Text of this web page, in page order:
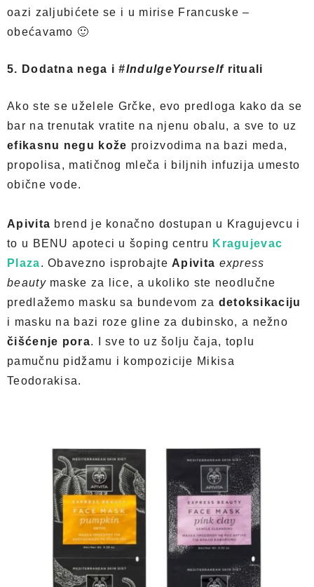
oazi zaljubićete se i u mirise Francuske –
obećavamo 🙂
5. Dodatna nega i#IndulgeYourselfrituali
Ako ste se uželele Grčke, evo predloga kako da se
bar na trenutak vratite na njenu obalu, a sve to uz
efikasnu negu kože proizvodima na bazi meda,
propolisa, matičnog mleča i biljnih infuzija umesto
obične vode.
Apivita brend je konačno dostupan u Kragujevcu i
to u BENU apoteci u šoping centru Kragujevac
Plaza. Obavezno isprobajteApivita express
beauty maske za lice, a ukoliko ste neodlučne
predlažemo masku sa bundevom za detoksikaciju
i masku na bazi roze gline za dubinsko, a nežno
čišćenje pora. I sve to uz šolju čaja, toplu
pamučnu pidžamu i kompozicije Mikisa
Teodorakisa.